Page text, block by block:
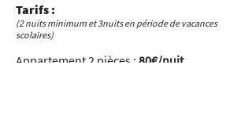
Tarifs :
(2 nuits minimum et 3nuits en période de vacances
scolaires)
Appartement 2 pièces : 80€/nuit